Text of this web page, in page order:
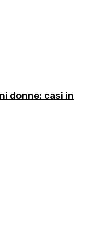
donne: casi in